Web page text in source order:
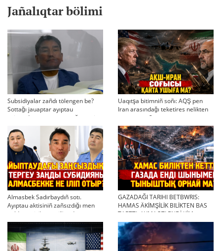
Jañalıqtar bölimi
Subsidiyalar zañdı tölengen be?
Sottağı jauaptar ayıptau
twjırımdarın qayta qarauğa negiz
bola ala ma?
Uaqıtşa bitimniñ soñı: AQŞ pen
Iran arasındağı teketires nelikten
qayta uşıqtı?
Almasbek Sadırbaydıñ sotı.
Ayıptau aktisiniñ zañsızdığı men
qoldan ösirilgen milliondar
GAZADAĞI TARIHI BETBWRIS:
HAMAS ÄKİMŞİLİK BILİKTEN BAS
TARTTI. AYMAQTI ENDİ KİM
BASQARADI?